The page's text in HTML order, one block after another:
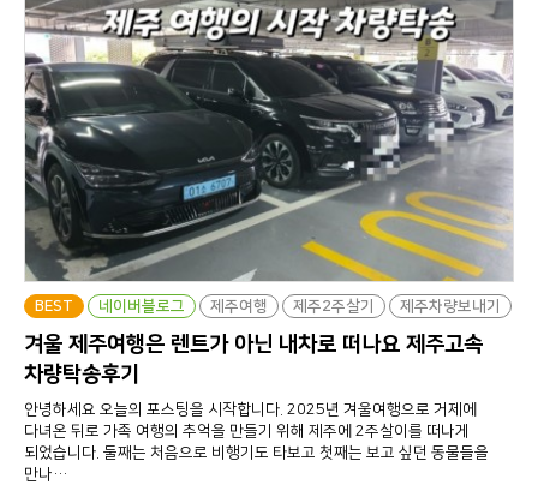
BEST 네이버블로그 제주여행 제주2주살기 제주차량보내기
겨울 제주여행은 렌트가 아닌 내차로 떠나요 제주고속
차량탁송후기
안녕하세요 오늘의 포스팅을 시작합니다. 2025년 겨울여행으로 거제에
다녀온 뒤로 가족 여행의 추억을 만들기 위해 제주에 2주살이를 떠나게
되었습니다. 둘째는 처음으로 비행기도 타보고 첫째는 보고 싶던 동물들을
만나…